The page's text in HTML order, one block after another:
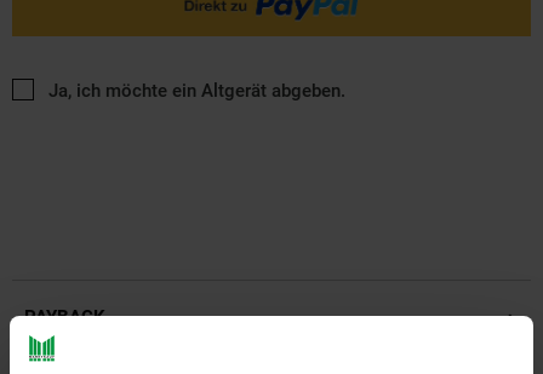
Ja, ich möchte ein Altgerät abgeben.
PAYBACK